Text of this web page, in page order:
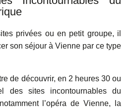
privées ou en petit groupe, il
son séjour à Vienne par ce type
de découvrir, en 2 heures 30 ou
des sites incontournables du
l’opéra de Vienne, la